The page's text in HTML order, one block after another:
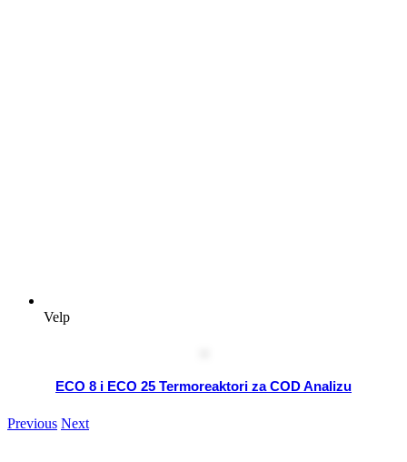
Velp
ECO 8 i ECO 25 Termoreaktori za COD Analizu
Previous Next